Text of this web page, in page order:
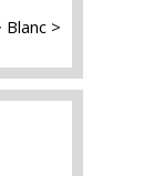
Blanc